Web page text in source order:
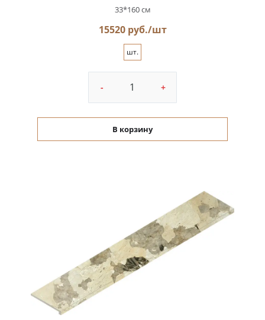
33*160 см
15520 руб./шт
шт.
- +
В корзину